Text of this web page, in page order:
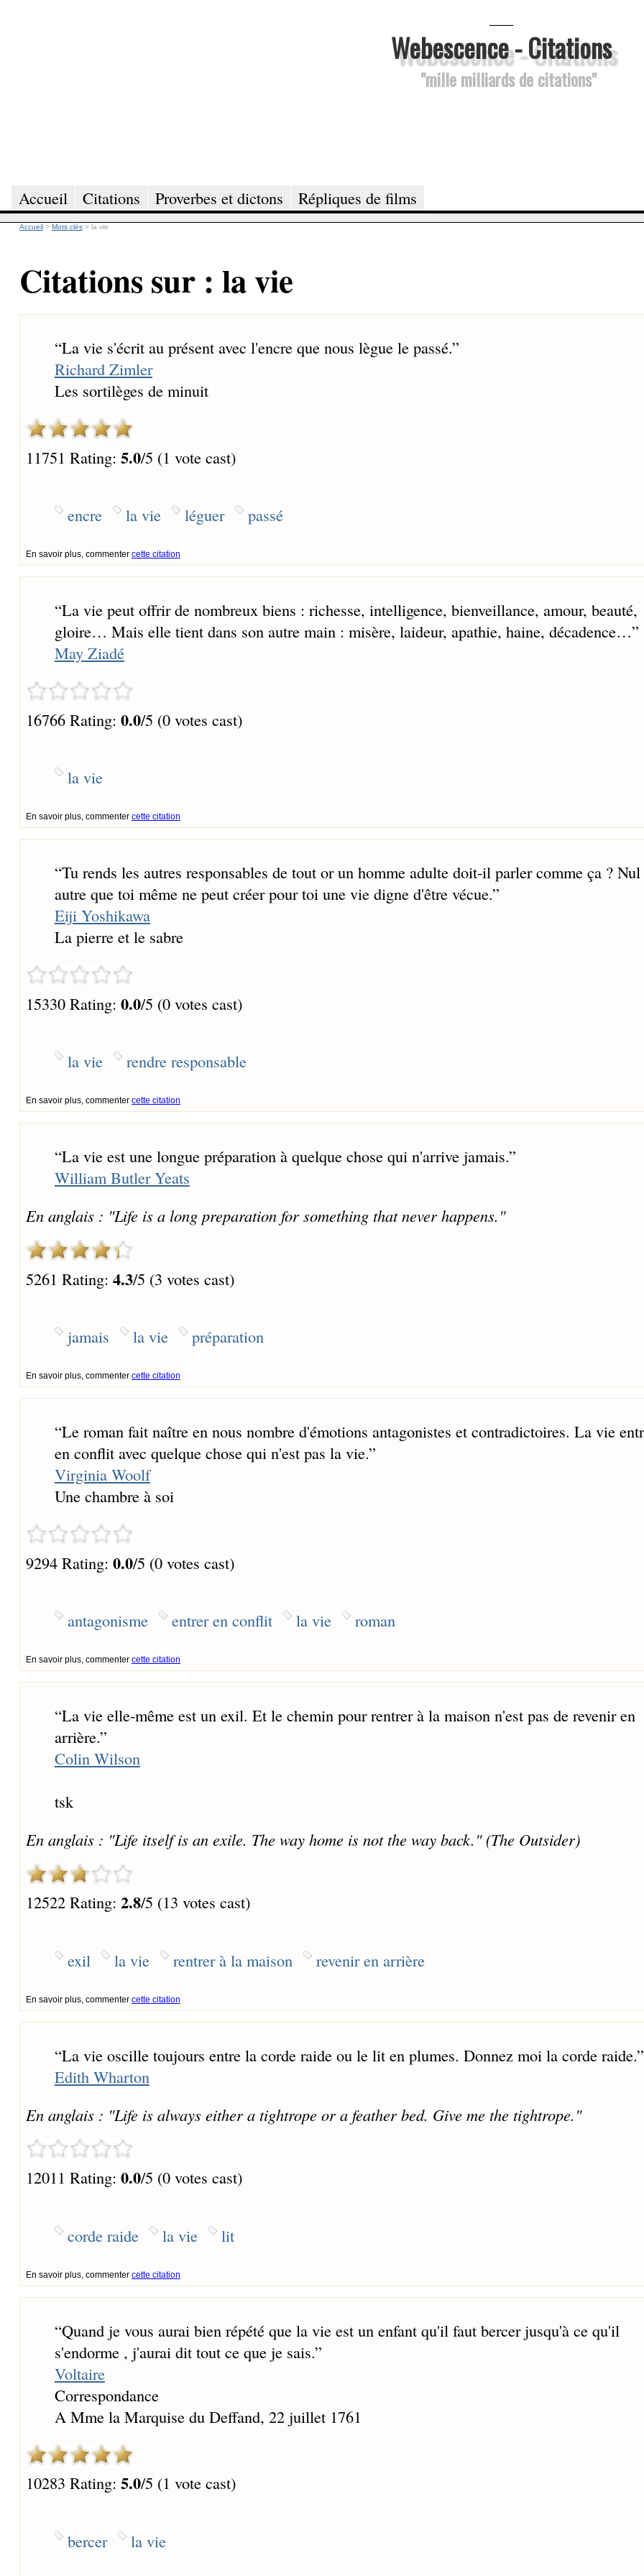
Webescence - Citations
"mille milliards de citations"
Accueil Citations Proverbes et dictons Répliques de films
Accueil > Mots clés > la vie
Citations sur : la vie
“La vie s'écrit au présent avec l'encre que nous lègue le passé.”
Richard Zimler
Les sortilèges de minuit
11751 Rating: 5.0/5 (1 vote cast)
encre la vie léguer passé
En savoir plus, commenter cette citation
“La vie peut offrir de nombreux biens : richesse, intelligence, bienveillance, amour, beauté,
gloire… Mais elle tient dans son autre main : misère, laideur, apathie, haine, décadence…”
May Ziadé
16766 Rating: 0.0/5 (0 votes cast)
la vie
En savoir plus, commenter cette citation
“Tu rends les autres responsables de tout or un homme adulte doit-il parler comme ça ? Nul
autre que toi même ne peut créer pour toi une vie digne d'être vécue.”
Eiji Yoshikawa
La pierre et le sabre
15330 Rating: 0.0/5 (0 votes cast)
la vie rendre responsable
En savoir plus, commenter cette citation
“La vie est une longue préparation à quelque chose qui n'arrive jamais.”
William Butler Yeats
En anglais : "Life is a long preparation for something that never happens."
5261 Rating: 4.3/5 (3 votes cast)
jamais la vie préparation
En savoir plus, commenter cette citation
“Le roman fait naître en nous nombre d'émotions antagonistes et contradictoires. La vie
en conflit avec quelque chose qui n'est pas la vie.”
Virginia Woolf
Une chambre à soi
9294 Rating: 0.0/5 (0 votes cast)
antagonisme entrer en conflit la vie roman
En savoir plus, commenter cette citation
“La vie elle-même est un exil. Et le chemin pour rentrer à la maison n'est pas de revenir en
arrière.”
Colin Wilson
tsk
En anglais : "Life itself is an exile. The way home is not the way back." (The Outsider)
12522 Rating: 2.8/5 (13 votes cast)
exil la vie rentrer à la maison revenir en arrière
En savoir plus, commenter cette citation
“La vie oscille toujours entre la corde raide ou le lit en plumes. Donnez moi la corde raide.”
Edith Wharton
En anglais : "Life is always either a tightrope or a feather bed. Give me the tightrope."
12011 Rating: 0.0/5 (0 votes cast)
corde raide la vie lit
En savoir plus, commenter cette citation
“Quand je vous aurai bien répété que la vie est un enfant qu'il faut bercer jusqu'à ce qu'il
s'endorme , j'aurai dit tout ce que je sais.”
Voltaire
Correspondance
A Mme la Marquise du Deffand, 22 juillet 1761
10283 Rating: 5.0/5 (1 vote cast)
bercer la vie